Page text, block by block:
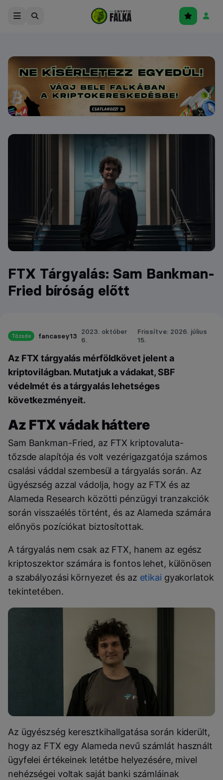
FTX Tárgyalás: Sam Bankman-
Fried bíróság előtt
Tőzsde fancasey13 2023. október
6.
Frissítve: 2026. július
15.
Az FTX tárgyalás mérföldkövet jelent a
kriptovilágban. Mutatjuk a vádakat, SBF
védelmét és a tárgyalás lehetséges
következményeit.
Az FTX vádak háttere
Sam Bankman-Fried, az FTX kriptovaluta-
tőzsde alapítója és volt vezérigazgatója számos
csalási váddal szembesül a tárgyalás során. Az
ügyészség azzal vádolja, hogy az FTX és az
Alameda Research közötti pénzügyi tranzakciók
során visszaélés történt, és az Alameda számára
előnyös pozíciókat biztosítottak.
A tárgyalás nem csak az FTX, hanem az egész
kriptoszektor számára is fontos lehet, különösen
a szabályozási környezet és az etikai gyakorlatok
tekintetében.
Az ügyészség keresztkihallgatása során kiderült,
hogy az FTX egy Alameda nevű számlát használt
ügyfelei értékeinek letétbe helyezésére, mivel
nehézségei voltak saját banki számláinak